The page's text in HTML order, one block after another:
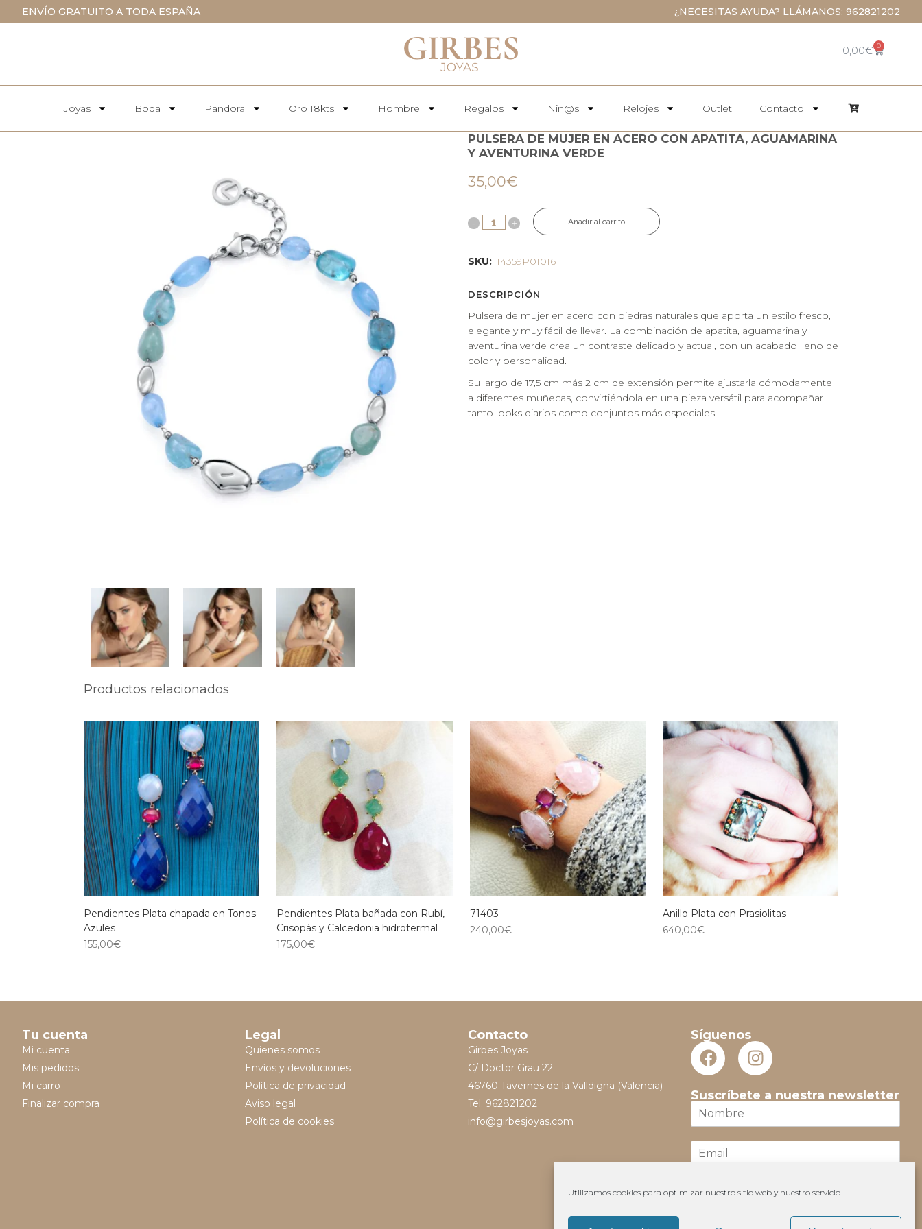
Utilizamos cookies para optimizar nuestro sitio web y nuestro servicio.
ENVÍO GRATUITO A TODA ESPAÑA ¿NECESITAS AYUDA? LLÁMANOS: 962821202
0,00€ 0
Joyas Boda Pandora Oro 18kts Hombre Regalos Niñ@s Relojes Outlet Contacto
PULSERA DE MUJER EN ACERO CON APATITA, AGUAMARINA
Y AVENTURINA VERDE
35,00€
Añadir al carrito
SKU: 14359P01016
DESCRIPCIÓN
Pulsera de mujer en acero con piedras naturales que aporta un estilo fresco,
elegante y muy fácil de llevar. La combinación de apatita, aguamarina y
aventurina verde crea un contraste delicado y actual, con un acabado lleno de
color y personalidad.
Su largo de 17,5 cm más 2 cm de extensión permite ajustarla cómodamente
a diferentes muñecas, convirtiéndola en una pieza versátil para acompañar
tanto looks diarios como conjuntos más especiales
Productos relacionados
Pendientes Plata chapada en Tonos
Azules
155,00€
Pendientes Plata bañada con Rubí,
Crisopás y Calcedonia hidrotermal
175,00€
71403
240,00€
Anillo Plata con Prasiolitas
640,00€
Tu cuenta
Mi cuenta
Mis pedidos
Mi carro
Finalizar compra
Legal
Quienes somos
Envíos y devoluciones
Política de privacidad
Aviso legal
Política de cookies
Contacto
Girbes Joyas
C/ Doctor Grau 22
46760 Tavernes de la Valldigna (Valencia)
Tel. 962821202
info@girbesjoyas.com
Síguenos
Suscríbete a nuestra newsletter
r
*
m
Suscribir